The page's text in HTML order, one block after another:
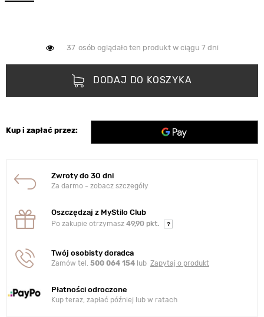
37 osób oglądało ten produkt w ciągu 7 dni
DODAJ DO KOSZYKA
Kup i zapłać przez:
Zwroty do 30 dni
Za darmo - zobacz szczegóły
Oszczędzaj z MyStilo Club
Po zakupie otrzymasz 49,90 pkt.
Twój osobisty doradca
Zamów tel. 500 064 154 lub Zapytaj o produkt
Płatności odroczone
Kup teraz, zapłać później lub w ratach